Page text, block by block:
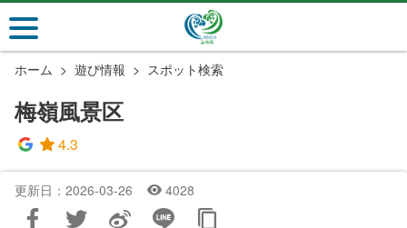
メ
イ
ン
ホーム 遊び情報 スポット検索
梅嶺風景区
4.3
更新日：2026-03-26 4028